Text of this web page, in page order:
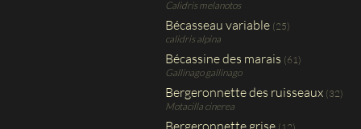
Calidris melanotos
Bécasseau variable (25)
calidris alpina
Bécassine des marais (61)
Gallinago gallinago
Bergeronnette des ruisseaux (32)
Motacilla cinerea